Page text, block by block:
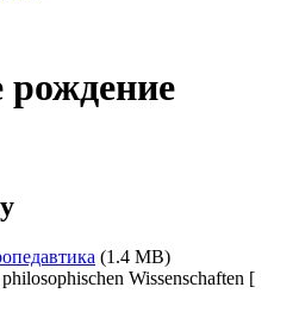
рождение
(1.4 MB)
Wissenschaften [